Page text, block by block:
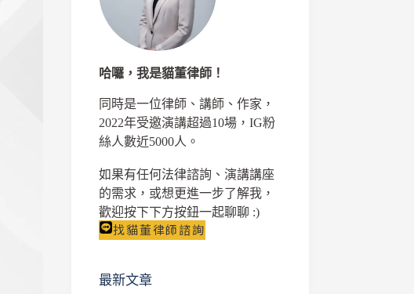
哈囉，我是貓董律師！
同時是一位律師、講師、作家，
2022年受邀演講超過10場，IG粉
絲人數近5000人。
如果有任何法律諮詢、演講講座
的需求，或想更進一步了解我，
歡迎按下下方按鈕一起聊聊 :)
找貓董律師諮詢
最新文章